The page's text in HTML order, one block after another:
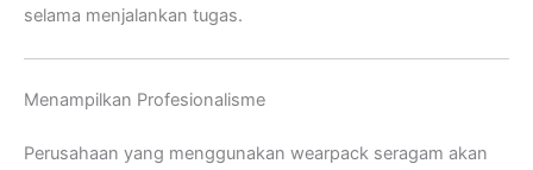
selama menjalankan tugas.
Menampilkan Profesionalisme
Perusahaan yang menggunakan wearpack seragam akan